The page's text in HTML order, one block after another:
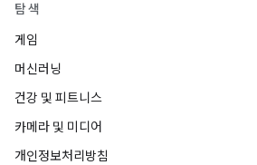
탐색
게임
머신러닝
건강 및 피트니스
카메라 및 미디어
개인정보처리방침